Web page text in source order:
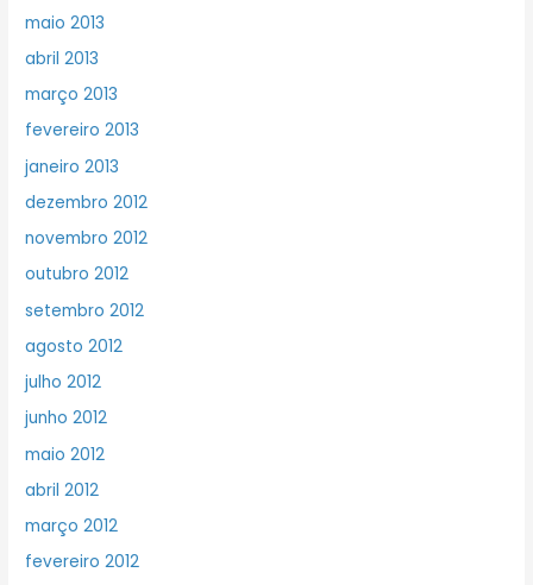
maio 2013
abril 2013
março 2013
fevereiro 2013
janeiro 2013
dezembro 2012
novembro 2012
outubro 2012
setembro 2012
agosto 2012
julho 2012
junho 2012
maio 2012
abril 2012
março 2012
fevereiro 2012